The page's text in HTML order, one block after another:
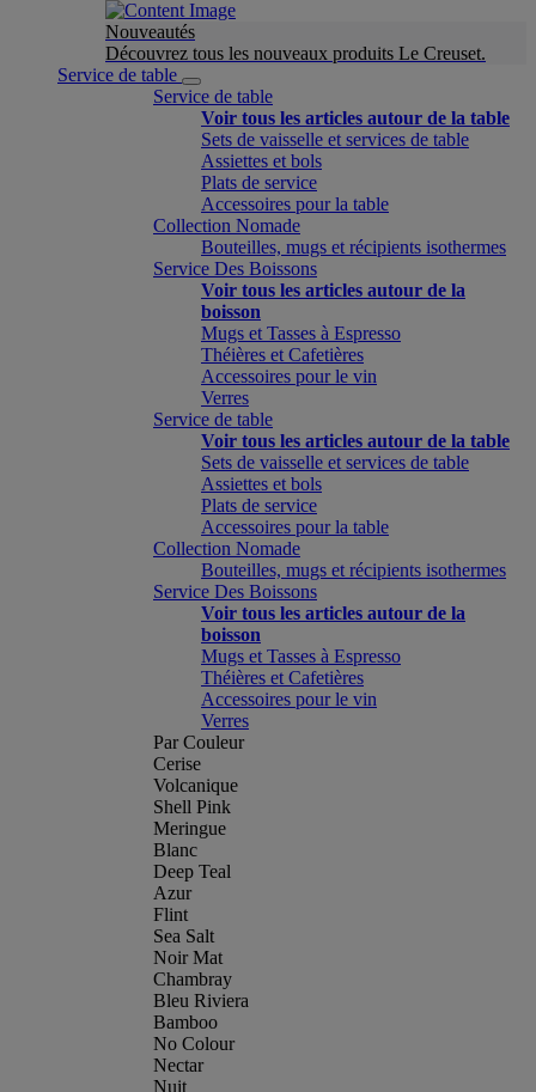
Nouveautés
Découvrez tous les nouveaux produits Le Creuset.
Service de table
Service de table
Voir tous les articles autour de la table
Sets de vaisselle et services de table
Assiettes et bols
Plats de service
Accessoires pour la table
Collection Nomade
Bouteilles, mugs et récipients isothermes
Service Des Boissons
Voir tous les articles autour de la
boisson
Mugs et Tasses à Espresso
Théières et Cafetières
Accessoires pour le vin
Verres
Service de table
Voir tous les articles autour de la table
Sets de vaisselle et services de table
Assiettes et bols
Plats de service
Accessoires pour la table
Collection Nomade
Bouteilles, mugs et récipients isothermes
Service Des Boissons
Voir tous les articles autour de la
boisson
Mugs et Tasses à Espresso
Théières et Cafetières
Accessoires pour le vin
Verres
Par Couleur
Cerise
Volcanique
Shell Pink
Meringue
Blanc
Deep Teal
Azur
Flint
Sea Salt
Noir Mat
Chambray
Bleu Riviera
Bamboo
No Colour
Nectar
Nuit